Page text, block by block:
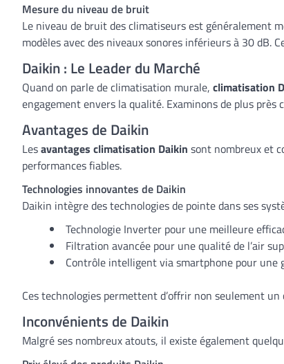
Mesure du niveau de bruit
Le niveau de bruit des climatiseurs est généralement
modèles avec des niveaux sonores inférieurs à 30 dB.
Daikin : Le Leader du Marché
Quand on parle de climatisation murale, climatisation
engagement envers la qualité. Examinons de plus
Avantages de Daikin
Lesavantages climatisation Daikin sont nombreux et
performances fiables.
Technologies innovantes de Daikin
Daikin intègre des technologies de pointe dans ses
Technologie Inverter pour une meilleure
Filtration avancée pour une qualité de l’air
Contrôle intelligent via smartphone pour une
Ces technologies permettent d’offrir non seulement
Inconvénients de Daikin
Malgré ses nombreux atouts, il existe également